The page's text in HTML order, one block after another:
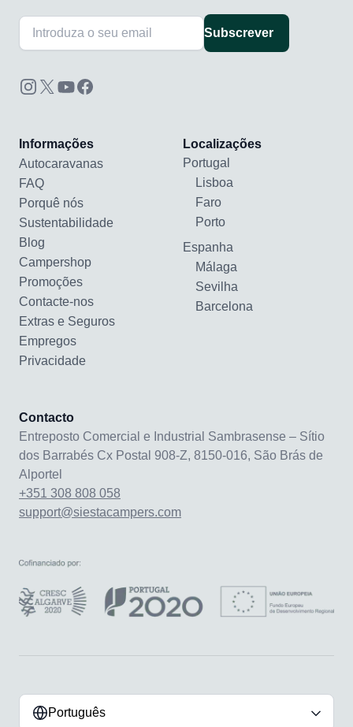
Subscrever
Informações
Autocaravanas
FAQ
Porquê nós
Sustentabilidade
Blog
Campershop
Promoções
Contacte-nos
Extras e Seguros
Empregos
Privacidade
Localizações
Portugal
Lisboa
Faro
Porto
Espanha
Málaga
Sevilha
Barcelona
Contacto
Entreposto Comercial e Industrial Sambrasense – Sítio
dos Barrabés Cx Postal 908-Z, 8150-016, São Brás de
Alportel
+351 308 808 058
support@siestacampers.com
Português